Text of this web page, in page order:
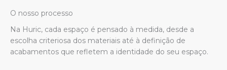
O nosso processo
Na Huric, cada espaço é pensado à medida, desde a
escolha criteriosa dos materiais até à definição de
acabamentos que refletem a identidade do seu espaço.